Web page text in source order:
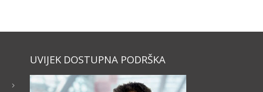
UVIJEK DOSTUPNA PODRŠKA